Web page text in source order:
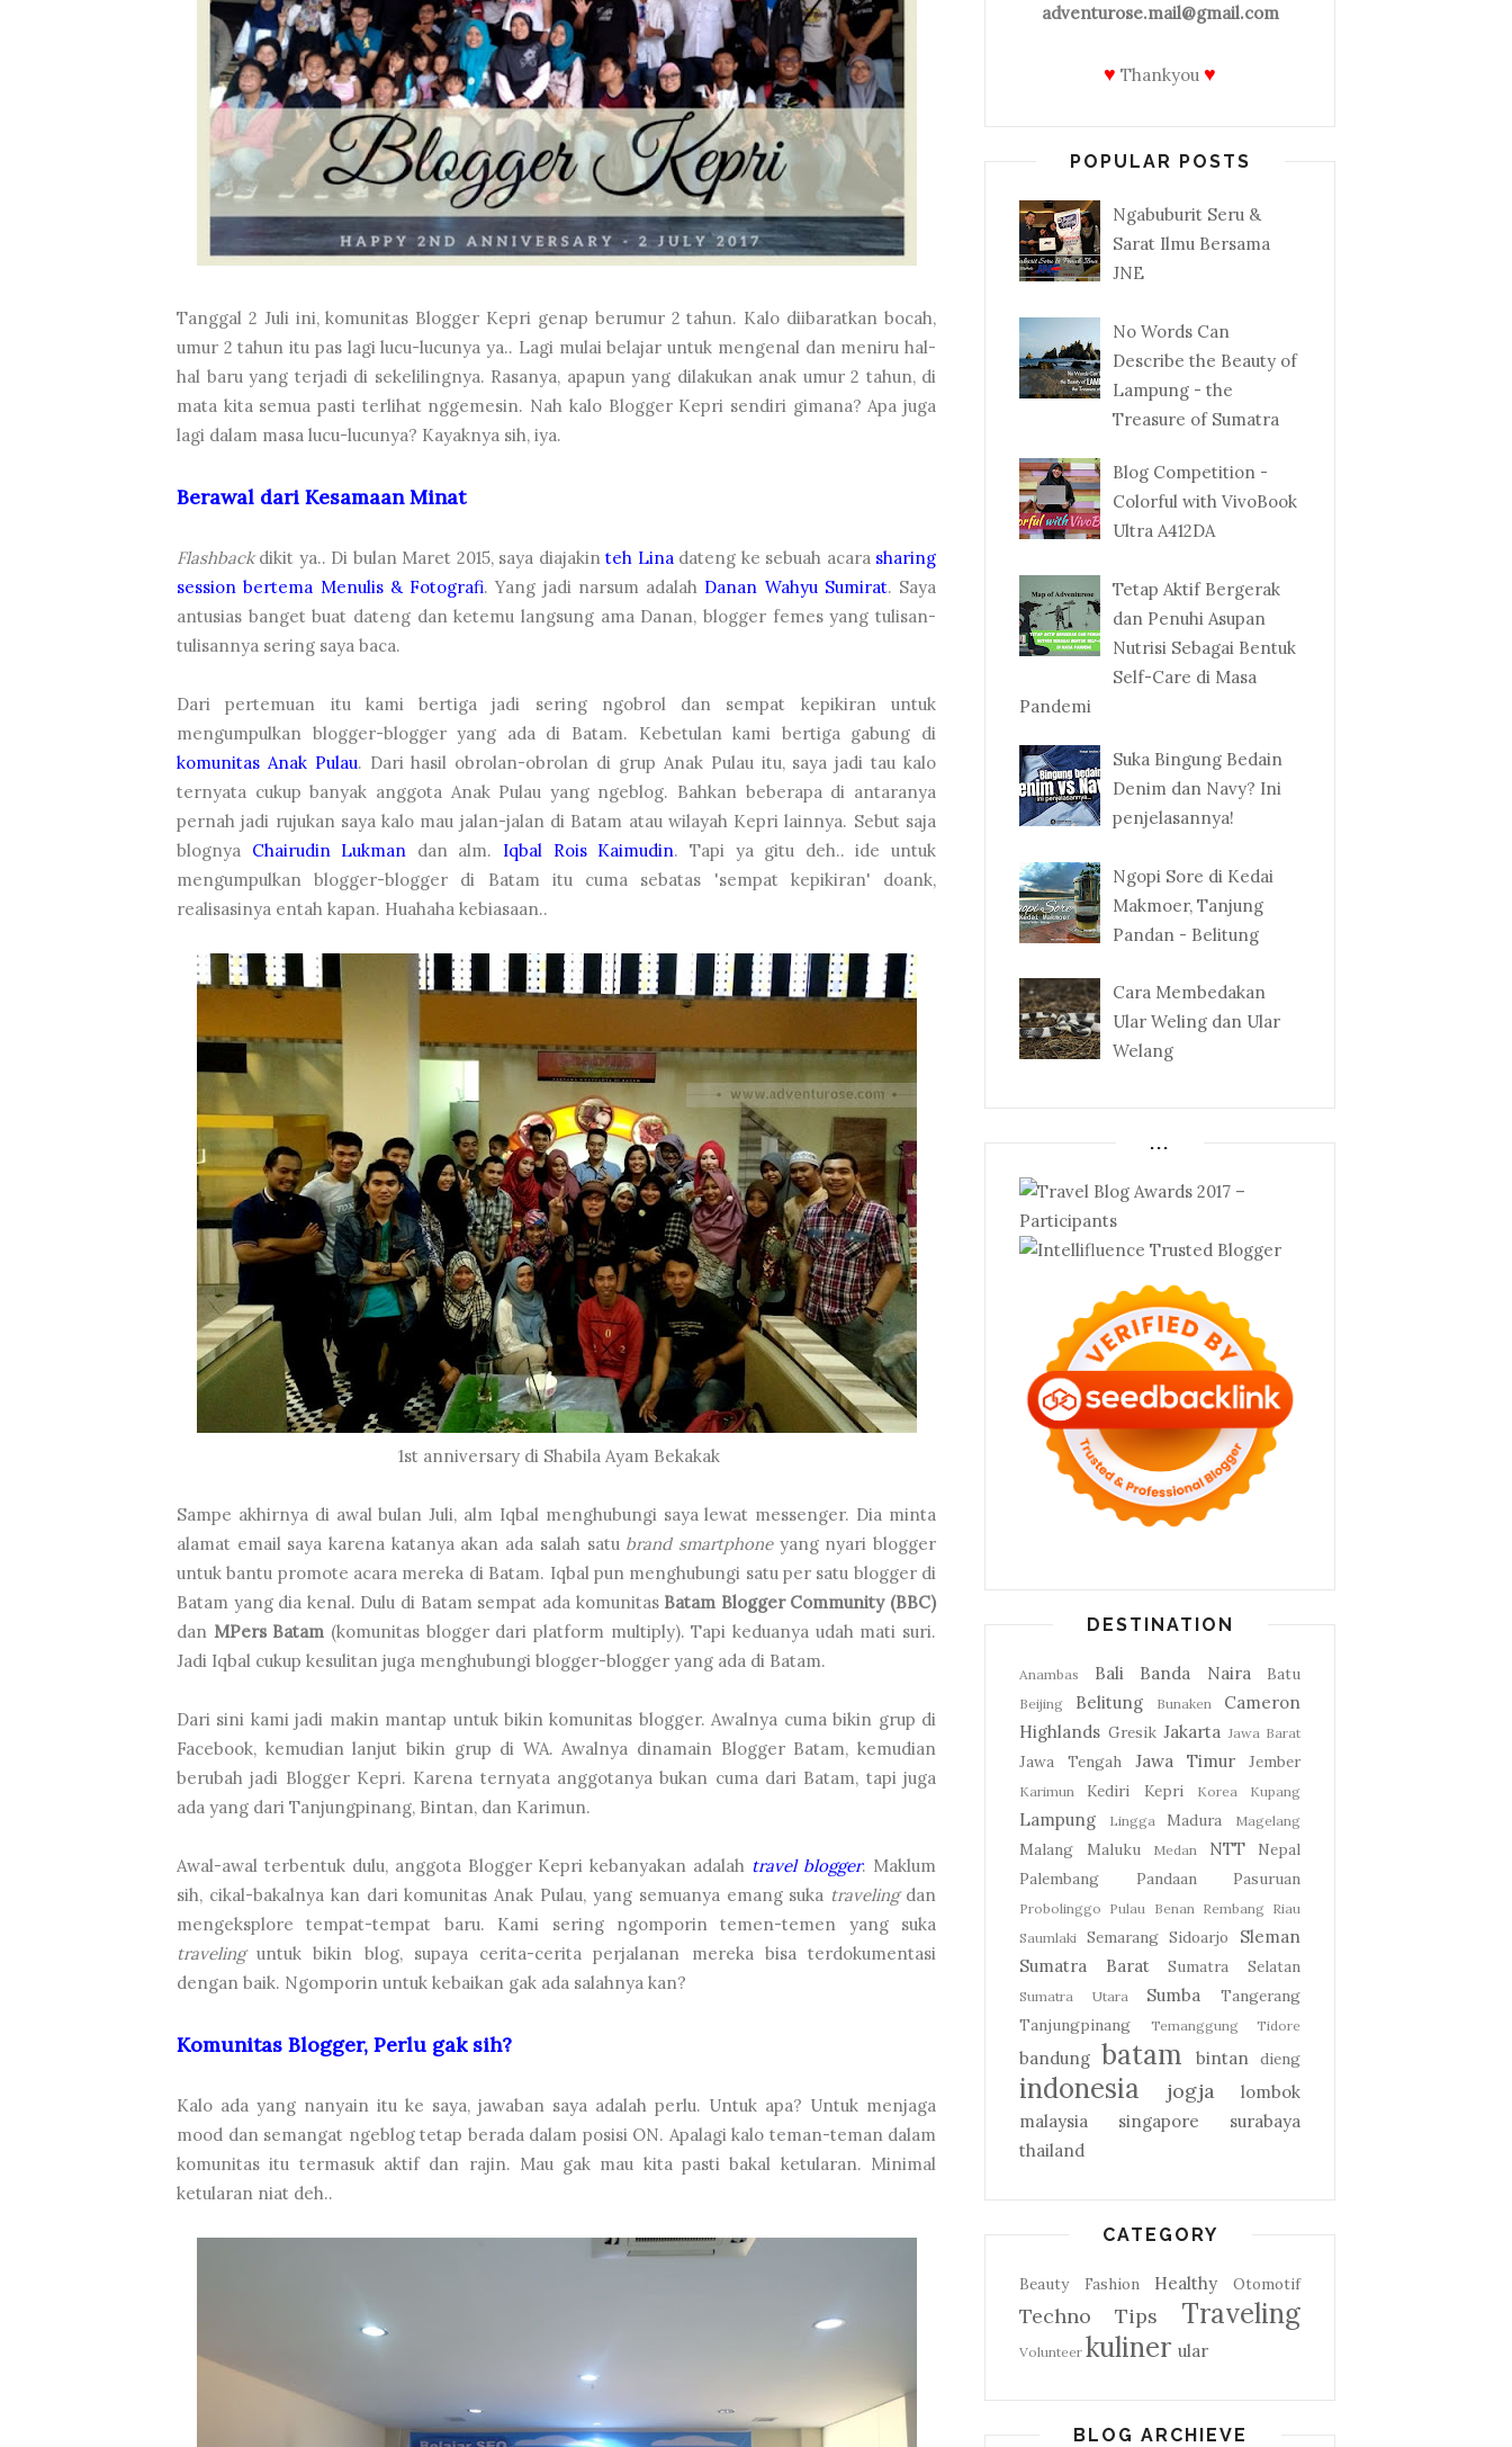
Tanggal 2 Juli ini, komunitas Blogger Kepri genap berumur 2 tahun. Kalo diibaratkan bocah,
umur 2 tahun itu pas lagi lucu-lucunya ya.. Lagi mulai belajar untuk mengenal dan meniru hal-
hal baru yang terjadi di sekelilingnya. Rasanya, apapun yang dilakukan anak umur 2 tahun, di
mata kita semua pasti terlihat nggemesin. Nah kalo Blogger Kepri sendiri gimana? Apa juga
lagi dalam masa lucu-lucunya? Kayaknya sih, iya.
Berawal dari Kesamaan Minat
Flashbackdikit ya.. Di bulan Maret 2015, saya diajakinteh Linadateng ke sebuah acara sharing
session bertema Menulis & Fotografi. Yang jadi narsum adalah Danan Wahyu Sumirat. Saya
antusias banget buat dateng dan ketemu langsung ama Danan, blogger femes yang tulisan-
tulisannya sering saya baca.
Dari pertemuan itu kami bertiga jadi sering ngobrol dan sempat kepikiran untuk
mengumpulkan blogger-blogger yang ada di Batam. Kebetulan kami bertiga gabung di
komunitas Anak Pulau. Dari hasil obrolan-obrolan di grup Anak Pulau itu, saya jadi tau kalo
ternyata cukup banyak anggota Anak Pulau yang ngeblog. Bahkan beberapa di antaranya
pernah jadi rujukan saya kalo mau jalan-jalan di Batam atau wilayah Kepri lainnya. Sebut saja
blognya Chairudin Lukman dan alm. Iqbal Rois Kaimudin. Tapi ya gitu deh.. ide untuk
mengumpulkan blogger-blogger di Batam itu cuma sebatas 'sempat kepikiran' doank,
realisasinya entah kapan. Huahaha kebiasaan..
1st anniversary di Shabila Ayam Bekakak
Sampe akhirnya di awal bulan Juli, alm Iqbal menghubungi saya lewat messenger. Dia minta
alamat email saya karena katanya akan ada salah satu brand smartphoneyang nyari blogger
untuk bantu promote acara mereka di Batam. Iqbal pun menghubungi satu per satu blogger di
Batam yang dia kenal. Dulu di Batam sempat ada komunitas Batam Blogger Community (BBC)
dan MPers Batam (komunitas blogger dari platform multiply). Tapi keduanya udah mati suri.
Jadi Iqbal cukup kesulitan juga menghubungi blogger-blogger yang ada di Batam.
Dari sini kami jadi makin mantap untuk bikin komunitas blogger. Awalnya cuma bikin grup di
Facebook, kemudian lanjut bikin grup di WA. Awalnya dinamain Blogger Batam, kemudian
berubah jadi Blogger Kepri. Karena ternyata anggotanya bukan cuma dari Batam, tapi juga
ada yang dari Tanjungpinang, Bintan, dan Karimun.
Awal-awal terbentuk dulu, anggota Blogger Kepri kebanyakan adalah travel blogger. Maklum
sih, cikal-bakalnya kan dari komunitas Anak Pulau, yang semuanya emang suka travelingdan
mengeksplore tempat-tempat baru. Kami sering ngomporin temen-temen yang suka
travelinguntuk bikin blog, supaya cerita-cerita perjalanan mereka bisa terdokumentasi
dengan baik. Ngomporin untuk kebaikan gak ada salahnya kan?
Komunitas Blogger, Perlu gak sih?
Kalo ada yang nanyain itu ke saya, jawaban saya adalah perlu. Untuk apa? Untuk menjaga
mood dan semangat ngeblog tetap berada dalam posisi ON. Apalagi kalo teman-teman dalam
komunitas itu termasuk aktif dan rajin. Mau gak mau kita pasti bakal ketularan. Minimal
ketularan niat deh..
adventurose.mail@gmail.com
♥ Thankyou ♥
POPULAR POSTS
Ngabuburit Seru &
Sarat Ilmu Bersama
JNE
No Words Can
Describe the Beauty of
Lampung - the
Treasure of Sumatra
Blog Competition -
Colorful with VivoBook
Ultra A412DA
Tetap Aktif Bergerak
dan Penuhi Asupan
Nutrisi Sebagai Bentuk
Self-Care di Masa
Pandemi
Suka Bingung Bedain
Denim dan Navy? Ini
penjelasannya!
Ngopi Sore di Kedai
Makmoer, Tanjung
Pandan - Belitung
Cara Membedakan
Ular Weling dan Ular
Welang
...
DESTINATION
Anambas Bali Banda Naira Batu
Beijing Belitung Bunaken
Cameron
Highlands Gresik Jakarta Jawa Barat
Jawa Tengah Jawa Timur Jember
Karimun Kediri Kepri Korea Kupang
Lampung Lingga Madura Magelang
Malang Maluku Medan NTT
Nepal
Palembang
Pandaan Pasuruan
Probolinggo Pulau Benan Rembang Riau
Saumlaki Semarang Sidoarjo
Sleman
Sumatra Barat
Sumatra Selatan
Sumatra Utara Sumba
Tangerang
Tanjungpinang
Temanggung Tidore
bandung batam bintan dieng
indonesia jogja
lombok
malaysia
singapore
surabaya
thailand
CATEGORY
Beauty Fashion Healthy Otomotif
Techno Tips Traveling
Volunteer kuliner ular
BLOG ARCHIEVE